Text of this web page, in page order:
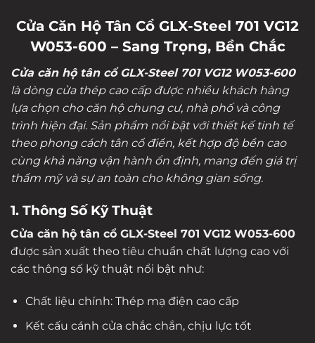
Cửa Căn Hộ Tân Cổ GLX-Steel 701 VG12
W053-600 – Sang Trọng, Bền Chắc
Cửa căn hộ tân cổ GLX-Steel 701 VG12 W053-600
là dòng cửa thép cao cấp được nhiều khách hàng
lựa chọn cho căn hộ chung cư, nhà phố và công
trình hiện đại. Sản phẩm nổi bật với thiết kế tinh tế
theo phong cách tân cổ điển, kết hợp độ bền cao
cùng khả năng vận hành ổn định, mang đến giá trị
thẩm mỹ và sự an toàn cho không gian sống.
1. Thông Số Kỹ Thuật
Cửa căn hộ tân cổ GLX-Steel 701 VG12 W053-600
được sản xuất theo tiêu chuẩn chất lượng cao với
các thông số kỹ thuật nổi bật như:
Chất liệu chính: Thép mạ điện cao cấp
Kết cấu cánh cửa chắc chắn, chịu lực tốt